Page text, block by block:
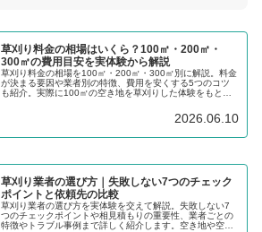
草刈り料金の相場はいくら？100㎡・200㎡・
300㎡の費用目安を実体験から解説
草刈り料金の相場を100㎡・200㎡・300㎡別に解説。料金
が決まる要因や業者別の特徴、費用を安くする5つのコツ
も紹介。実際に100㎡の空き地を草刈りした体験をもとに
2026.06.10
草刈り業者の選び方｜失敗しない7つのチェック
ポイントと依頼先の比較
草刈り業者の選び方を実体験を交えて解説。失敗しない7
つのチェックポイントや相見積もりの重要性、業者ごとの
特徴やトラブル事例まで詳しく紹介します。空き地や空き